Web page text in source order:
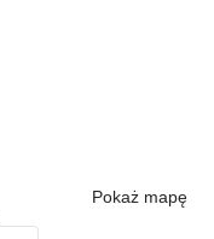
Pokaż mapę